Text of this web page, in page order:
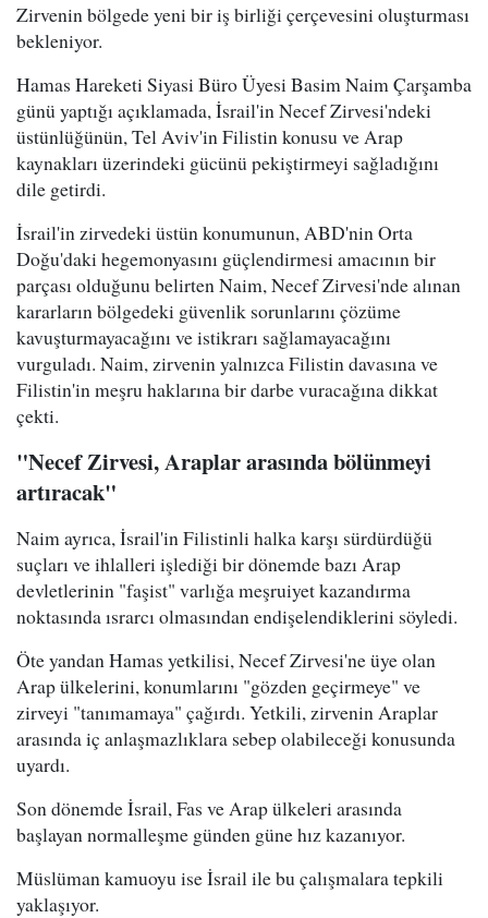
Zirvenin bölgede yeni bir iş birliği çerçevesini oluşturması
bekleniyor.
Hamas Hareketi Siyasi Büro Üyesi Basim Naim Çarşamba
günü yaptığı açıklamada, İsrail'in Necef Zirvesi'ndeki
üstünlüğünün, Tel Aviv'in Filistin konusu ve Arap
kaynakları üzerindeki gücünü pekiştirmeyi sağladığını
dile getirdi.
İsrail'in zirvedeki üstün konumunun, ABD'nin Orta
Doğu'daki hegemonyasını güçlendirmesi amacının bir
parçası olduğunu belirten Naim, Necef Zirvesi'nde alınan
kararların bölgedeki güvenlik sorunlarını çözüme
kavuşturmayacağını ve istikrarı sağlamayacağını
vurguladı. Naim, zirvenin yalnızca Filistin davasına ve
Filistin'in meşru haklarına bir darbe vuracağına dikkat
çekti.
"Necef Zirvesi, Araplar arasında bölünmeyi
artıracak"
Naim ayrıca, İsrail'in Filistinli halka karşı sürdürdüğü
suçları ve ihlalleri işlediği bir dönemde bazı Arap
devletlerinin "faşist" varlığa meşruiyet kazandırma
noktasında ısrarcı olmasından endişelendiklerini söyledi.
Öte yandan Hamas yetkilisi, Necef Zirvesi'ne üye olan
Arap ülkelerini, konumlarını "gözden geçirmeye" ve
zirveyi "tanımamaya" çağırdı. Yetkili, zirvenin Araplar
arasında iç anlaşmazlıklara sebep olabileceği konusunda
uyardı.
Son dönemde İsrail, Fas ve Arap ülkeleri arasında
başlayan normalleşme günden güne hız kazanıyor.
Müslüman kamuoyu ise İsrail ile bu çalışmalara tepkili
yaklaşıyor.